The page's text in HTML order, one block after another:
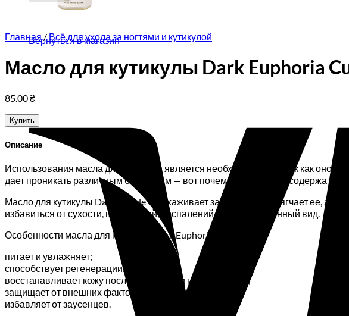
Вернуться в магазин
Главная/ Всё для ухода за ногтями и кутикулой
Масло для кутикулы Dark Euphoria
85.00₴
Купить
Описание
Использования масла для кутикулы является необходимостью, так как оно
дает проникать различным бактериям — вот почему необходимо содержать
Масло для кутикулы Dark Cuticle Oil ухаживает за кутикулой, смягчает ее, а
избавиться от сухости, шелушений, воспалений и иметь ухоженный вид.
Особенности масла для кутикулы Dark Euphoria Cuticle Oil:
питает и увлажняет;
способствует регенерации;
восстанавливает кожу после маникюра и наращивания;
защищает от внешних факторов;
избавляет от заусенцев.